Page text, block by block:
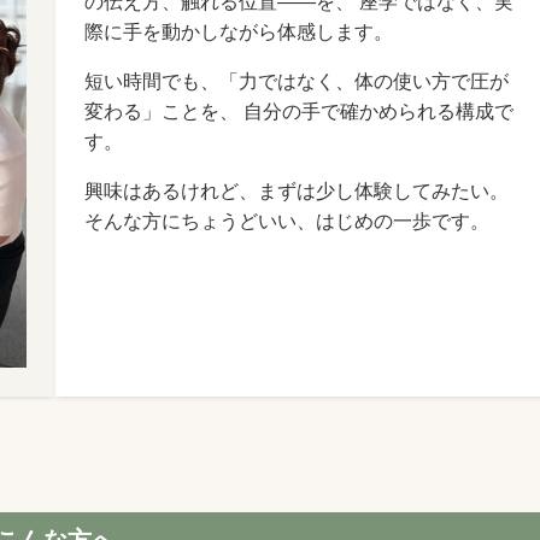
際に手を動かしながら体感します。
短い時間でも、「力ではなく、体の使い方で圧が
変わる」ことを、 自分の手で確かめられる構成で
す。
興味はあるけれど、まずは少し体験してみたい。
そんな方にちょうどいい、はじめの一歩です。